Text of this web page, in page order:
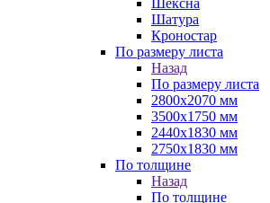
Шексна
Шатура
Кроностар
По размеру листа
Назад
По размеру листа
2800х2070 мм
3500х1750 мм
2440х1830 мм
2750х1830 мм
По толщине
Назад
По толщине